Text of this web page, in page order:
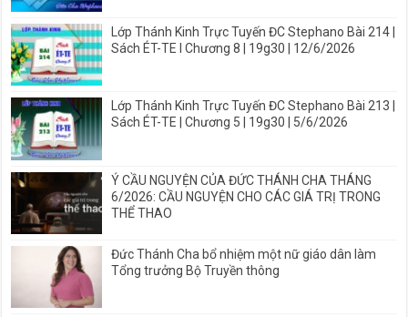
Lớp Thánh Kinh Trực Tuyến ĐC Stephano Bài 214 |
Sách ÉT-TE I Chương 8 | 19g30 | 12/6/2026
Lớp Thánh Kinh Trực Tuyến ĐC Stephano Bài 213 |
Sách ÉT-TE | Chương 5 | 19g30 | 5/6/2026
Ý CẦU NGUYỆN CỦA ĐỨC THÁNH CHA THÁNG
6/2026: CẦU NGUYỆN CHO CÁC GIÁ TRỊ TRONG
THỂ THAO
Đức Thánh Cha bổ nhiệm một nữ giáo dân làm
Tổng trưởng Bộ Truyền thông